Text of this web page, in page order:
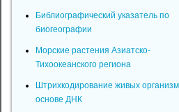
Библиографический указатель по
биогеографии
Морские растения Азиатско-
Тихоокеанского региона
Штрихкодирование живых
основе ДНК